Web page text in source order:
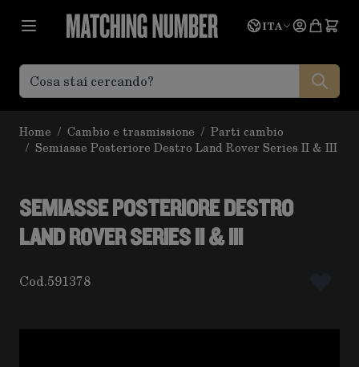
Lingua
ITA
Home / Cambio e trasmissione / Parti cambio
/ Semiasse Posteriore Destro Land Rover Series II & III
SEMIASSE POSTERIORE DESTRO
LAND ROVER SERIES II & III
Cod.591378